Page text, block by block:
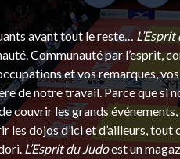
avant tout le reste…
Communauté par l’esprit,
et vos remarques,
de notre travail. Parce que si
couvrir les grands
les dojos d’ici et d’ailleurs,
L’Esprit du Judoest un